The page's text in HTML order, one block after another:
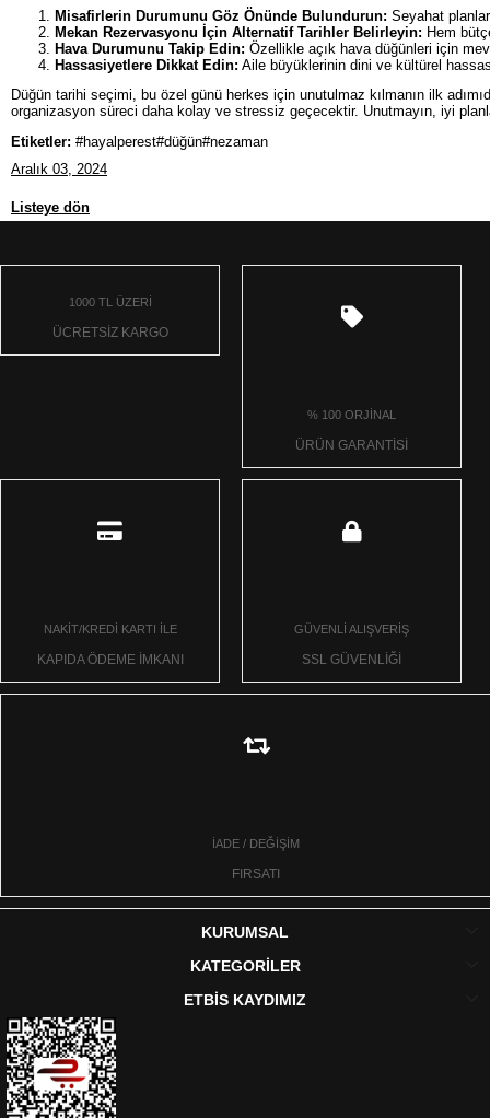
Misafirlerin Durumunu Göz Önünde Bulundurun: Seyahat
Mekan Rezervasyonu İçin Alternatif Tarihler Belirleyin: Hem
Hava Durumunu Takip Edin: Özellikle açık hava düğünleri için
Hassasiyetlere Dikkat Edin: Aile büyüklerinin dini ve kültürel
Düğün tarihi seçimi, bu özel günü herkes için unutulmaz kılmanın ilk
organizasyon süreci daha kolay ve stressiz geçecektir. Unutmayın, iyi
Etiketler: #hayalperest#düğün#nezaman
Aralık 03, 2024
Listeye dön
1000 TL ÜZERİ
ÜCRETSİZ KARGO
% 100 ORJİNAL
ÜRÜN GARANTİSİ
NAKİT/KREDİ KARTI İLE
KAPIDA ÖDEME İMKANI
GÜVENLİ ALIŞVERİŞ
SSL GÜVENLİĞİ
İADE / DEĞİŞİM
FIRSATI
KURUMSAL
KATEGORİLER
ETBİS KAYDIMIZ